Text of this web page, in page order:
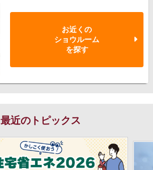
お近くの
ショウルーム
を探す
最近のトピックス